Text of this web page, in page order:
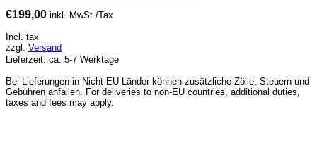
€199,00 inkl. MwSt./Tax
Incl. tax
zzgl. Versand
Lieferzeit: ca. 5-7 Werktage
Bei Lieferungen in Nicht-EU-Länder können zusätzliche Zölle, Steuern und
Gebühren anfallen. For deliveries to non-EU countries, additional duties,
taxes and fees may apply.